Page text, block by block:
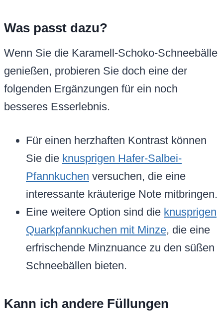
Was passt dazu?
Wenn Sie die Karamell-Schoko-Schneebälle
genießen, probieren Sie doch eine der
folgenden Ergänzungen für ein noch
besseres Esserlebnis.
Für einen herzhaften Kontrast können
Sie die knusprigen Hafer-Salbei-
Pfannkuchen versuchen, die eine
interessante kräuterige Note mitbringen.
Eine weitere Option sind die knusprigen
Quarkpfannkuchen mit Minze, die eine
erfrischende Minznuance zu den süßen
Schneebällen bieten.
Kann ich andere Füllungen